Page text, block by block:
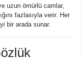
uzun ömürlü camlar,
fazlasıyla verir. Her
bir arada sunar.